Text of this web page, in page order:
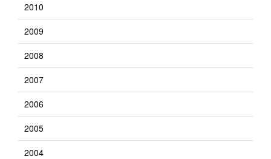
2010
2009
2008
2007
2006
2005
2004